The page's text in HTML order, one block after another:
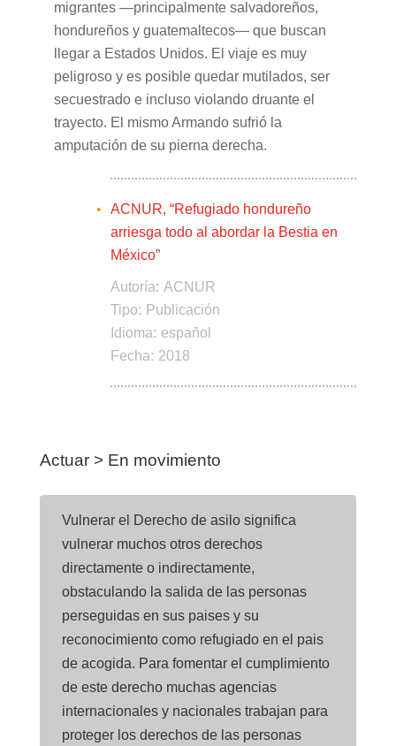
migrantes —principalmente salvadoreños,
hondureños y guatemaltecos— que buscan
llegar a Estados Unidos. El viaje es muy
peligroso y es posible quedar mutilados, ser
secuestrado e incluso violando druante el
trayecto. El mismo Armando sufrió la
amputación de su pierna derecha.
ACNUR, “Refugiado hondureño
arriesga todo al abordar la Bestia en
México”
Autoría: ACNUR
Tipo: Publicación
Idioma: español
Fecha: 2018
Actuar > En movimiento
Vulnerar el Derecho de asilo significa
vulnerar muchos otros derechos
directamente o indirectamente,
obstaculando la salida de las personas
perseguidas en sus paises y su
reconocimiento como refugiado en el pais
de acogida. Para fomentar el cumplimiento
de este derecho muchas agencias
internacionales y nacionales trabajan para
proteger los derechos de las personas